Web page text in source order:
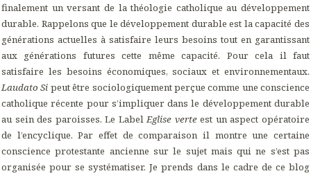
finalement un versant de la théologie catholique au développement
durable. Rappelons que le développement durable est la capacité des
générations actuelles à satisfaire leurs besoins tout en garantissant
aux générations futures cette même capacité. Pour cela il faut
satisfaire les besoins économiques, sociaux et environnementaux.
Laudato Si peut être sociologiquement perçue comme une conscience
catholique récente pour s’impliquer dans le développement durable
au sein des paroisses. Le LabelEglise verteest un aspect opératoire
de l’encyclique. Par effet de comparaison il montre une certaine
conscience protestante ancienne sur le sujet mais qui ne s’est pas
organisée pour se systématiser. Je prends dans le cadre de ce blog